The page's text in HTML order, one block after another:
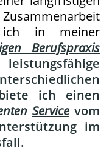
ich in meiner
Berufspraxis
ich einen
Servicevom
im